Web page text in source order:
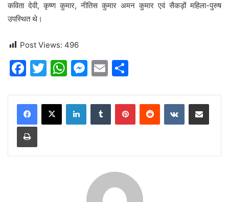
कविता देवी, कृष्ण कुमार, नीतिस कुमार अमन कुमार एवं सैकड़ों महिला-पुरुष
उपस्थित थे।
Post Views: 496
F
c
e
b
o
T
itt
er
W
at
s
M
s
er
E
ai ar
e
LinkedInTumblr PinterestReddit VKontakteShare via Email
Print